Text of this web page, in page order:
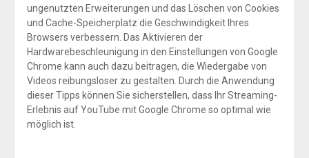
ungenutzten Erweiterungen und das Löschen von Cookies
und Cache-Speicherplatz die Geschwindigkeit Ihres
Browsers verbessern. Das Aktivieren der
Hardwarebeschleunigung in den Einstellungen von Google
Chrome kann auch dazu beitragen, die Wiedergabe von
Videos reibungsloser zu gestalten. Durch die Anwendung
dieser Tipps können Sie sicherstellen, dass Ihr Streaming-
Erlebnis auf YouTube mit Google Chrome so optimal wie
möglich ist.